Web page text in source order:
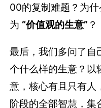
00的复制难题？为
为 “价值观的生意” ？
最后，我们多问了自
个什么样的生意？以
意，核心有且只有人
阶段的全部智慧，集